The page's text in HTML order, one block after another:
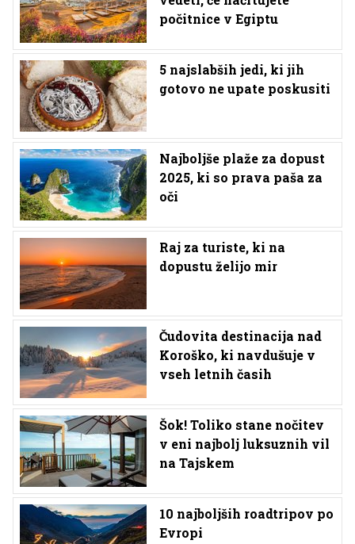
počitnice v Egiptu
5 najslabših jedi, ki jih
gotovo ne upate poskusiti
Najboljše plaže za dopust
2025, ki so prava paša za
oči
Raj za turiste, ki na
dopustu želijo mir
Čudovita destinacija nad
Koroško, ki navdušuje v
vseh letnih časih
Šok! Toliko stane nočitev
v eni najbolj luksuznih vil
na Tajskem
10 najboljših roadtripov po
Evropi